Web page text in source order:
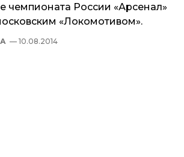
чемпионата России «Арсенал»
«Локомотивом».
— 10.08.2014